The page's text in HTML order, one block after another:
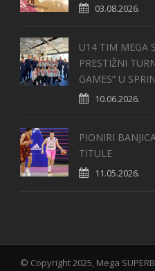
03.08.2026.
U14 TIM MEGA
PRESTIŽNI
GAMES“ U
10.06.2026.
PIONIRI
TITULE
11.05.2026.
© Copyright 2025, Mega